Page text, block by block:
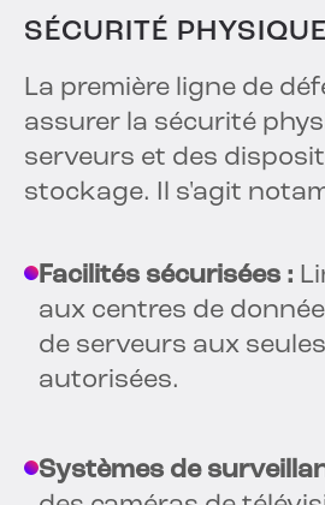
SÉCURITÉ PHYSIQUE
La première ligne de
assurer la sécurité
serveurs et des
stockage. Il s'agit
Facilités sécurisées :
aux centres de
de serveurs aux
autorisées.
Systèmes de